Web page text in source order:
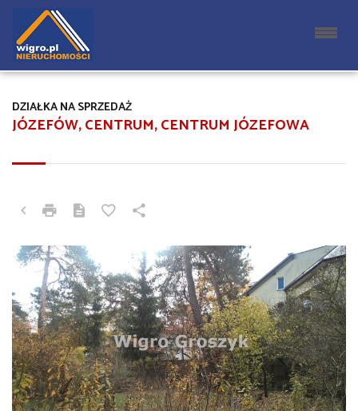
JÓZEFÓW, CENTRUM, CENTRUM JÓZEFOWA
DZIAŁKA NA SPRZEDAŻ